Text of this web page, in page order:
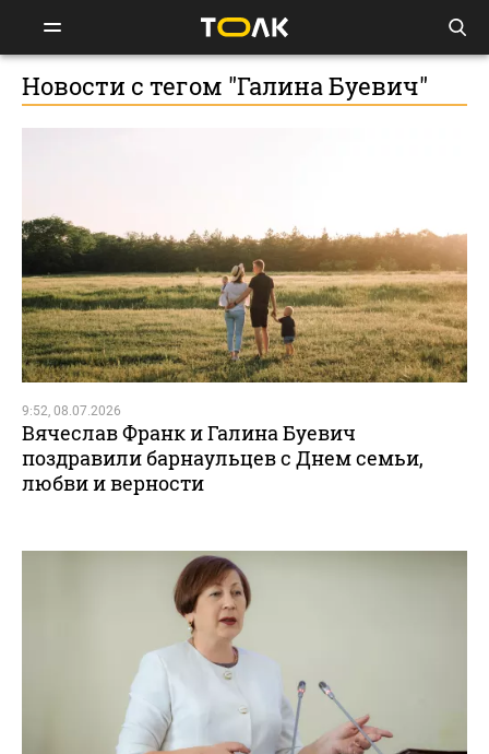
Новости с тегом "Галина Буевич"
9:52, 08.07.2026
Вячеслав Франк и Галина Буевич
поздравили барнаульцев с Днем семьи,
любви и верности